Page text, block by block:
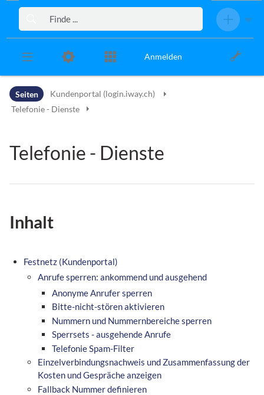
Zur Kopfleiste
Zur Hauptnavigation
Zu den Seitenwerkzeugen
Anmelden
Seiten
Kundenportal (login.iway.ch)
Telefonie - Dienste
Telefonie - Dienste
Inhalt
Festnetz (Kundenportal)
Anrufe sperren: ankommend und ausgehend
Anonyme Anrufer sperren
Bitte-nicht-stören aktivieren
Nummern und Nummernbereiche sperren
Sperrsets - ausgehende Anrufe
Telefonie Spam-Filter
Einzelverbindungsnachweis und Zusammenfassung der
Kosten und Gespräche anzeigen
Fallback Nummer definieren